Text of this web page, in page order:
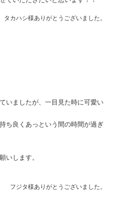
タカハシ様ありがとうございました。
いましたが、一目見た時に可愛い
ち良くあっという間の時間が過ぎ
いします。
フジタ様ありがとうございました。